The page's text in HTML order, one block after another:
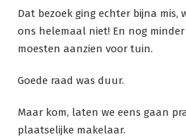
Dat bezoek ging echter bijna mis,
ons helemaal niet! En nog minder
moesten aanzien voor tuin.
Goede raad was duur.
Maar kom, laten we eens gaan
plaatselijke makelaar.